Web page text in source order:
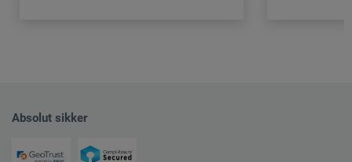
Absolut sikker